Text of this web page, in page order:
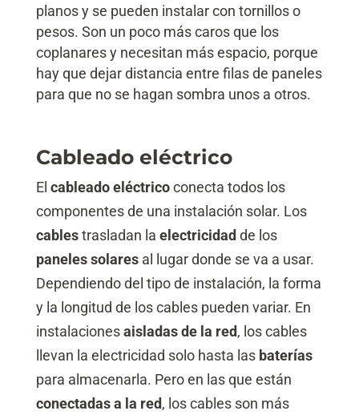
planos y se pueden instalar con tornillos o
pesos. Son un poco más caros que los
coplanares y necesitan más espacio, porque
hay que dejar distancia entre filas de paneles
para que no se hagan sombra unos a otros.
Cableado eléctrico
El cableado eléctricoconecta todos los
componentes de una instalación solar. Los
cablestrasladan la electricidad de los
paneles solaresal lugar donde se va a usar.
Dependiendo del tipo de instalación, la forma
y la longitud de los cables pueden variar. En
instalacionesaisladas de la red, los cables
llevan la electricidad solo hasta las baterías
para almacenarla. Pero en las que están
conectadas a la red, los cables son más